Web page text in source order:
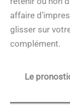
affaire
glisser sur
complément.
Le